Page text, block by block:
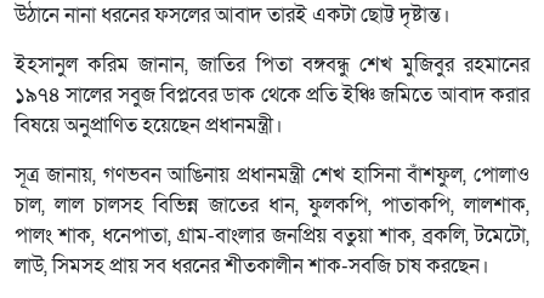
উঠানে নানা ধরনের ফসলের আবাদ তারই একটা ছোট্ট দৃষ্টান্ত।
ইহসানুল করিম জানান, জাতির পিতা বঙ্গবন্ধু শেখ মুজিবুর রহমানের
১৯৭৪ সালের সবুজ বিপ্লবের ডাক থেকে প্রতি ইঞ্চি জমিতে আবাদ করার
বিষয়ে অনুপ্রাণিত হয়েছেন প্রধানমন্ত্রী।
সূত্র জানায়, গণভবন আঙিনায় প্রধানমন্ত্রী শেখ হাসিনা বাঁশফুল, পোলাও
চাল, লাল চালসহ বিভিন্ন জাতের ধান, ফুলকপি, পাতাকপি, লালশাক,
পালং শাক, ধনেপাতা, গ্রাম-বাংলার জনপ্রিয় বতুয়া শাক, ব্রকলি, টমেটো,
লাউ, সিমসহ প্রায় সব ধরনের শীতকালীন শাক-সবজি চাষ করছেন।